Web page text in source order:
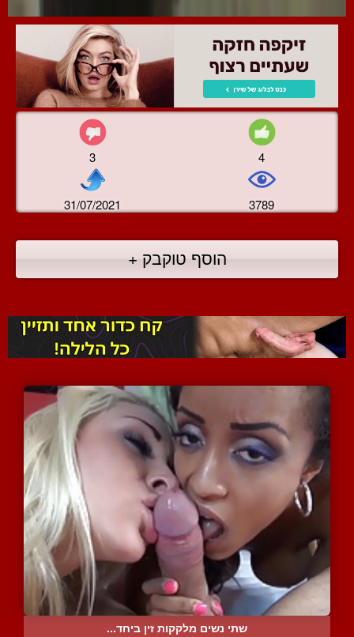
3 4
31/07/2021 3789
הוסף טוקבק +
שתי נשים מלקקות זין ביחד...